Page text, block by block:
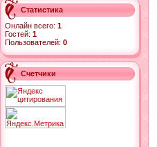
Статистика
Онлайн всего: 1
Гостей: 1
Пользователей: 0
Счетчики